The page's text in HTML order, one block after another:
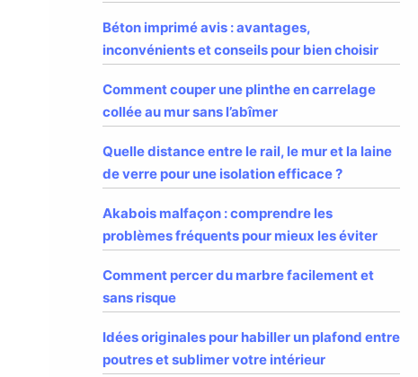
Béton imprimé avis : avantages,
inconvénients et conseils pour bien choisir
Comment couper une plinthe en carrelage
collée au mur sans l’abîmer
Quelle distance entre le rail, le mur et la laine
de verre pour une isolation efficace ?
Akabois malfaçon : comprendre les
problèmes fréquents pour mieux les éviter
Comment percer du marbre facilement et
sans risque
Idées originales pour habiller un plafond entre
poutres et sublimer votre intérieur